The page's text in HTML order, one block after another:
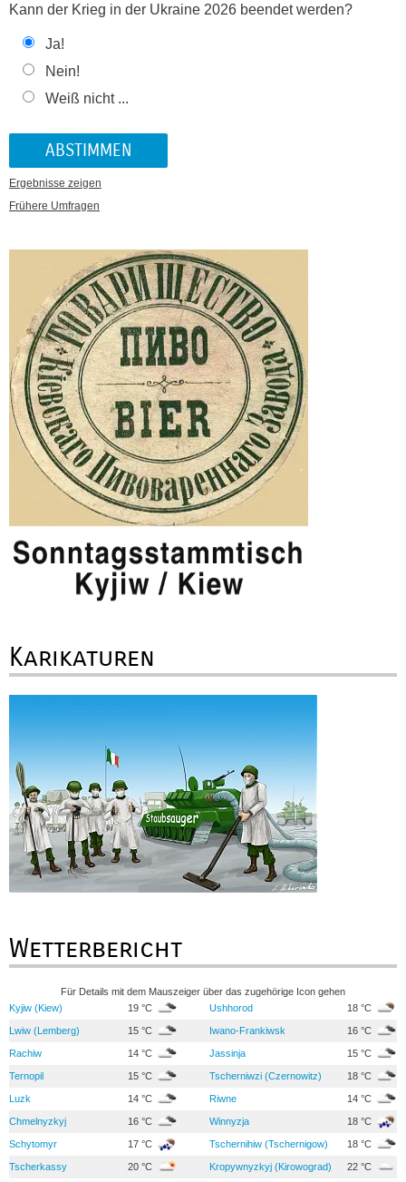
Kann der Krieg in der Ukraine 2026 beendet werden?
Ja!
Nein!
Weiß nicht ...
Ergebnisse zeigen
Frühere Umfragen
Karikaturen
Wetterbericht
Für Details mit dem Mauszeiger über das zugehörige Icon gehen
Kyjiw (Kiew)
19 °C Ushhorod 18 °C
Lwiw (Lemberg) 15 °C Iwano-Frankiwsk 16 °C
Rachiw 14 °C Jassinja 15 °C
Ternopil 15 °C Tscherniwzi (Czernowitz) 18 °C
Luzk 14 °C Riwne 14 °C
Chmelnyzkyj 16 °C Winnyzja 18 °C
Schytomyr 17 °C Tschernihiw (Tschernigow) 18 °C
Tscherkassy 20 °C Kropywnyzkyj (Kirowograd) 22 °C